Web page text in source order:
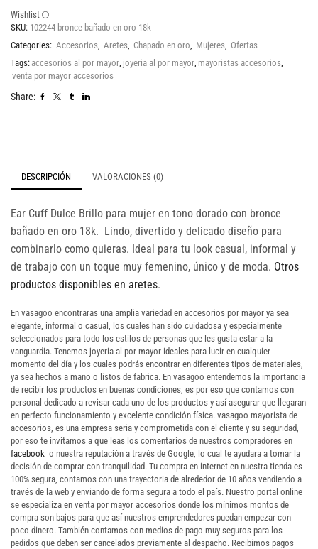
Wishlist
SKU: 102244 bronce bañado en oro 18k
Categories: Accesorios, Aretes, Chapado en oro, Mujeres, Ofertas
Tags: accesorios al por mayor, joyeria al por mayor, mayoristas accesorios,
venta por mayor accesorios
Share:
DESCRIPCIÓN VALORACIONES (0)
Ear Cuff Dulce Brillo para mujer en tono dorado con bronce
bañado en oro 18k. Lindo, divertido y delicado diseño para
combinarlo como quieras. Ideal para tu look casual, informal y
de trabajo con un toque muy femenino, único y de moda. Otros
productos disponibles en aretes.
En vasagoo encontraras una amplia variedad en accesorios por mayor ya sea
elegante, informal o casual, los cuales han sido cuidadosa y especialmente
seleccionados para todo los estilos de personas que les gusta estar a la
vanguardia. Tenemos joyeria al por mayor ideales para lucir en cualquier
momento del día y los cuales podrás encontrar en diferentes tipos de materiales,
ya sea hechos a mano o listos de fabrica. En vasagoo entendemos la importancia
de recibir los productos en buenas condiciones, es por eso que contamos con
personal dedicado a revisar cada uno de los productos y así asegurar que llegaran
en perfecto funcionamiento y excelente condición física. vasagoo mayorista de
accesorios, es una empresa seria y comprometida con el cliente y su seguridad,
por eso te invitamos a que leas los comentarios de nuestros compradores en
facebook o nuestra reputación a través de Google, lo cual te ayudara a tomar la
decisión de comprar con tranquilidad. Tu compra en internet en nuestra tienda es
100% segura, contamos con una trayectoria de alrededor de 10 años vendiendo a
través de la web y enviando de forma segura a todo el país. Nuestro portal online
se especializa en venta por mayor accesorios donde los mínimos montos de
compra son bajos para que así nuestros emprendedores puedan empezar con
poco dinero. También contamos con medios de pago muy seguros para los
pedidos que deben ser cancelados previamente al despacho. Recibimos pagos